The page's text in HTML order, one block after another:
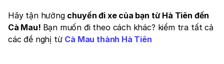
Hãy tận hưởng chuyến đi xe của bạn từ Hà Tiên đến
Cà Mau! Bạn muốn đi theo cách khác? kiểm tra tất cả
các đề nghị từ Cà Mau thành Hà Tiên